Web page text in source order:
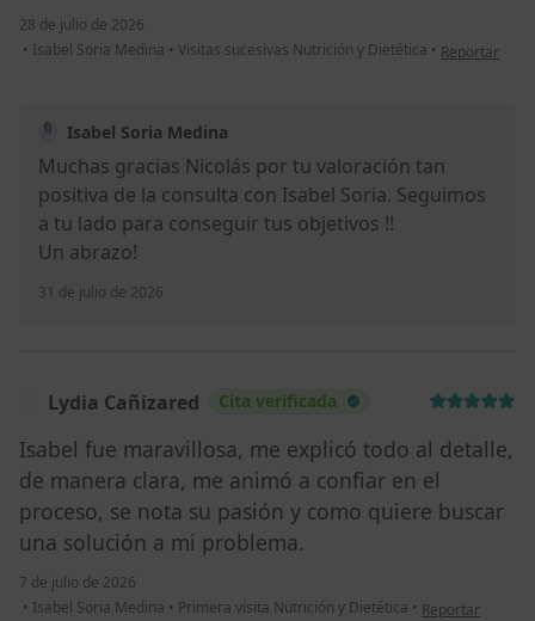
28 de julio de 2026
• Isabel Soria Medina • Visitas sucesivas Nutrición y Dietética • en opinión
Reportar
Isabel Soria Medina
Muchas gracias Nicolás por tu valoración tan
positiva de la consulta con Isabel Soria. Seguimos
a tu lado para conseguir tus objetivos !!
Un abrazo!
31 de julio de 2026
Lydia Cañizared Cita verificada
Isabel fue maravillosa, me explicó todo al detalle,
de manera clara, me animó a confiar en el
proceso, se nota su pasión y como quiere buscar
una solución a mi problema.
7 de julio de 2026
• Isabel Soria Medina • Primera visita Nutrición y Dietética • en opinión del
Reportar